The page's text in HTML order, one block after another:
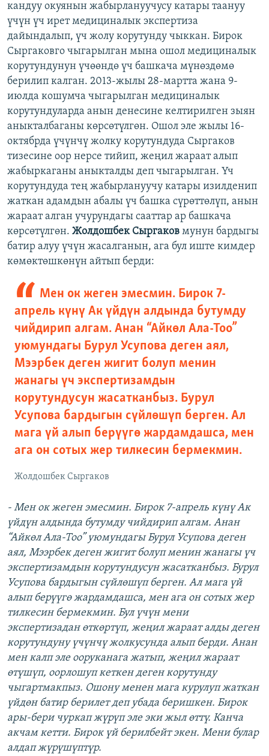
кандуу окуянын жабырлануучусу катары таануу
үчүн үч ирет медициналык экспертиза
дайындалып, үч жолу корутунду чыккан. Бирок
Сыргаковго чыгарылган мына ошол медициналык
корутундунун үчөөндө үч башкача мүнөздөмө
берилип калган. 2013-жылы 28-мартта жана 9-
июлда кошумча чыгарылган медициналык
корутундуларда анын денесине келтирилген зыян
аныкталбаганы көрсөтүлгөн. Ошол эле жылы 16-
октябрда үчүнчү жолку корутундуда Сыргаков
тизесине оор нерсе тийип, жеңил жараат алып
жабыркаганы аныкталды деп чыгарылган. Үч
корутундуда тең жабырлануучу катары изилденип
жаткан адамдын абалы үч башка сүрөттөлүп, анын
жараат алган учурундагы сааттар ар башкача
көрсөтүлгөн. Жолдошбек Сыргаков мунун бардыгы
батир алуу үчүн жасалганын, ага бул иште кимдер
көмөктөшкөнүн айтып берди:
Мен ок жеген эмесмин. Бирок 7-
апрель күнү Ак үйдүн алдында бутумду
чийдирип алгам. Анан “Айкөл Ала-Тоо”
уюмундагы Бурул Усупова деген аял,
Мээрбек деген жигит болуп менин
жанагы үч экспертизамдын
корутундусун жасатканбыз. Бурул
Усупова бардыгын сүйлөшүп берген. Ал
мага үй алып берүүгө жардамдашса, мен
ага он сотых жер тилкесин бермекмин.
Жолдошбек Сыргаков
- Мен ок жеген эмесмин. Бирок 7-апрель күнү Ак
үйдүн алдында бутумду чийдирип алгам. Анан
“Айкөл Ала-Тоо” уюмундагы Бурул Усупова деген
аял, Мээрбек деген жигит болуп менин жанагы үч
экспертизамдын корутундусун жасатканбыз. Бурул
Усупова бардыгын сүйлөшүп берген. Ал мага үй
алып берүүгө жардамдашса, мен ага он сотых жер
тилкесин бермекмин. Бул үчүн мени
экспертизадан өткөртүп, жеңил жараат алды деген
корутундуну үчүнчү жолкусунда алып берди. Анан
мен калп эле ооруканага жатып, жеңил жараат
өтүшүп, оорлошуп кеткен деген корутунду
чыгартмакпыз. Ошону менен мага курулуп жаткан
үйдөн батир берилет деп убада беришкен. Бирок
ары-бери чуркап жүрүп эле эки жыл өттү. Канча
акчам кетти. Бирок үй берилбейт экен. Мени булар
алдап жүрүшүптүр.